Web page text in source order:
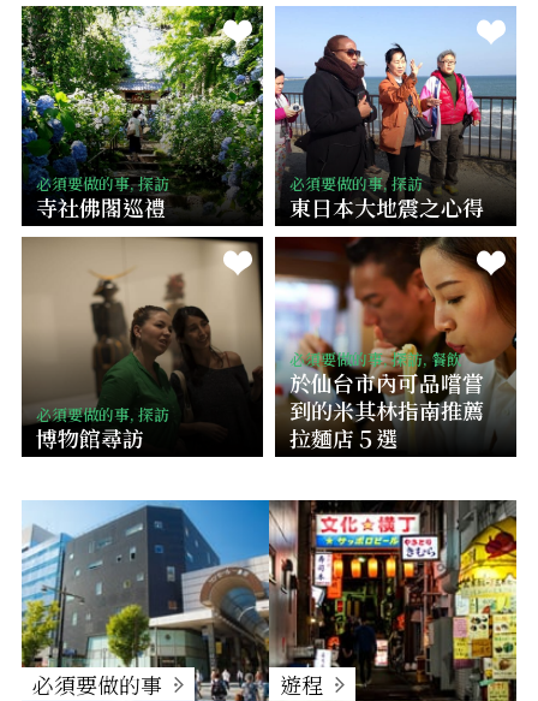
必須要做的事, 探訪
寺社佛閣巡禮
必須要做的事, 探訪
東日本大地震之心得
必須要做的事, 探訪
博物館尋訪
必須要做的事, 探訪, 餐飲
於仙台市內可品嚐嘗
到的米其林指南推薦
拉麵店５選
必須要做的事 遊程